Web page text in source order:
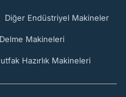
Diğer Endüstriyel Makineler
Makineleri
Hazırlık Makineleri